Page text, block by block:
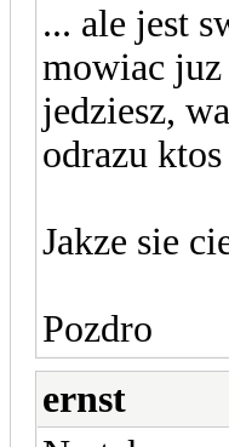
... ale jest
mowiac juz
jedziesz,
odrazu
Jakze sie
Pozdro
ernst